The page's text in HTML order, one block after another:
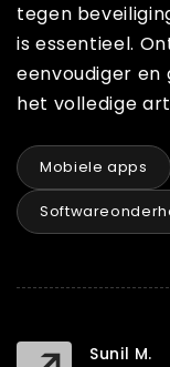
tegen
is essentieel.
eenvoudiger en
het volledige
Mobiele apps
Sunil M.